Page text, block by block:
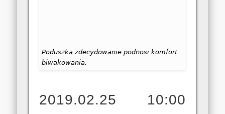
Poduszka zdecydowanie podnosi komfort
biwakowania.
2019.02.25 10:00